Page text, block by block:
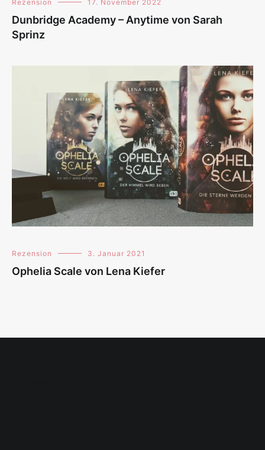
Rezension 17. November 2022
Dunbridge Academy – Anytime von Sarah
Sprinz
Rezension 3. Januar 2021
Ophelia Scale von Lena Kiefer